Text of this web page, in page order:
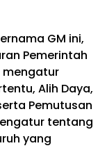
GM ini,
Pemerintah
mengatur
Alih Daya,
Pemutusan
tentang
yang